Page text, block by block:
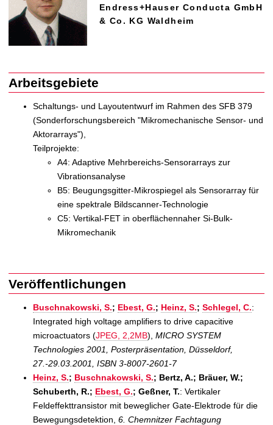
Endress+Hauser Conducta GmbH
& Co. KG Waldheim
Arbeitsgebiete
Schaltungs- und Layoutentwurf im Rahmen des SFB 379
(Sonderforschungsbereich "Mikromechanische Sensor- und
Aktorarrays"),
Teilprojekte:
A4: Adaptive Mehrbereichs-Sensorarrays zur
Vibrationsanalyse
B5: Beugungsgitter-Mikrospiegel als Sensorarray für
eine spektrale Bildscanner-Technologie
C5: Vertikal-FET in oberflächennaher Si-Bulk-
Mikromechanik
Veröffentlichungen
Buschnakowski, S.; Ebest, G.; Heinz, S.; Schlegel, C.:
Integrated high voltage amplifiers to drive capacitive
microactuators (JPEG, 2,2MB), MICRO SYSTEM
Technologies 2001, Posterpräsentation, Düsseldorf,
27.-29.03.2001, ISBN 3-8007-2601-7
Heinz, S.; Buschnakowski, S.; Bertz, A.; Bräuer, W.;
Schuberth, R.; Ebest, G.; Geßner, T.: Vertikaler
Feldeffekttransistor mit beweglicher Gate-Elektrode für die
Bewegungsdetektion, 6. Chemnitzer Fachtagung